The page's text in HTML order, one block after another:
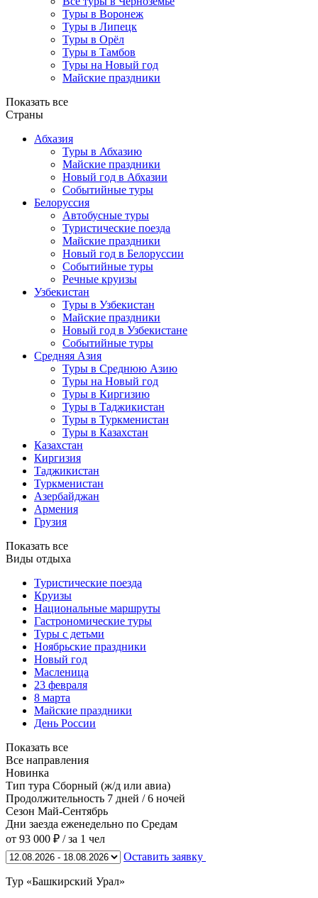
Туры в Воронеж
Туры в Липецк
Туры в Орёл
Туры в Тамбов
Туры на Новый год
Майские праздники
Показать все
Страны
Абхазия
Туры в Абхазию
Майские праздники
Новый год в Абхазии
Событийные туры
Белоруссия
Автобусные туры
Туристические поезда
Майские праздники
Новый год в Белоруссии
Событийные туры
Речные круизы
Узбекистан
Туры в Узбекистан
Майские праздники
Новый год в Узбекистане
Событийные туры
Средняя Азия
Туры в Среднюю Азию
Туры на Новый год
Туры в Киргизию
Туры в Таджикистан
Туры в Туркменистан
Туры в Казахстан
Казахстан
Киргизия
Таджикистан
Туркменистан
Азербайджан
Армения
Грузия
Показать все
Виды отдыха
Туристические поезда
Круизы
Национальные маршруты
Гастрономические туры
Туры с детьми
Ноябрьские праздники
Новый год
Масленица
23 февраля
8 марта
Майские праздники
День России
Показать все
Все направления
Новинка
Тип тура Сборный (ж/д или авиа)
Продолжительность 7 дней / 6 ночей
Сезон Май-Сентябрь
Дни заезда еженедельно по Средам
от 93 000 ₽ / за 1 чел
Оставить заявку
Тур «Башкирский Урал»